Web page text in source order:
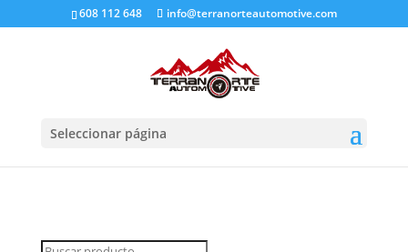
608 112 648 info@terranorteautomotive.com
Seleccionar página